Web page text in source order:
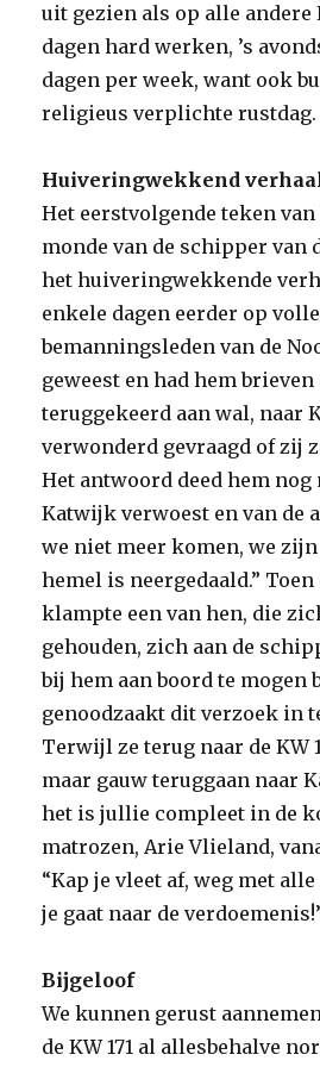
uit gezien als op alle
dagen hard werken, ’s
dagen per week, want ook
religieus verplichte rustdag.
Huiveringwekkend
Het eerstvolgende teken
monde van de schipper van
het huiveringwekkende
enkele dagen eerder op volle
bemanningsleden van de
geweest en had hem
teruggekeerd aan wal, naar
verwonderd gevraagd of zij
Het antwoord deed hem nog
Katwijk verwoest en van de
we niet meer komen, we
hemel is neergedaald.”
klampte een van hen, die
gehouden, zich aan de
bij hem aan boord te
genoodzaakt dit verzoek in
Terwijl ze terug naar de KW
maar gauw teruggaan naar
het is jullie compleet in de
matrozen, Arie Vlieland,
“Kap je vleet af, weg met
je gaat naar de
Bijgeloof
We kunnen gerust
de KW 171 al allesbehalve